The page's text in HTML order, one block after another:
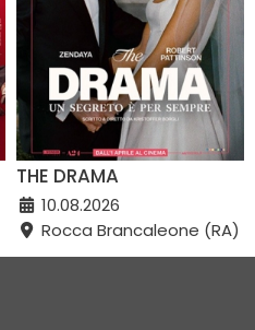
THE DRAMA
10.08.2026
Rocca Brancaleone (RA)